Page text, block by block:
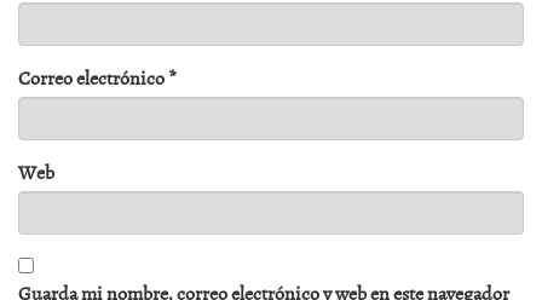
Correo electrónico*
Web
Guarda mi nombre, correo electrónico y web en este navegador